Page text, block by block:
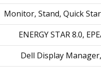
Monitor, Stand, Quick
ENERGY STAR 8.0,
Dell Display